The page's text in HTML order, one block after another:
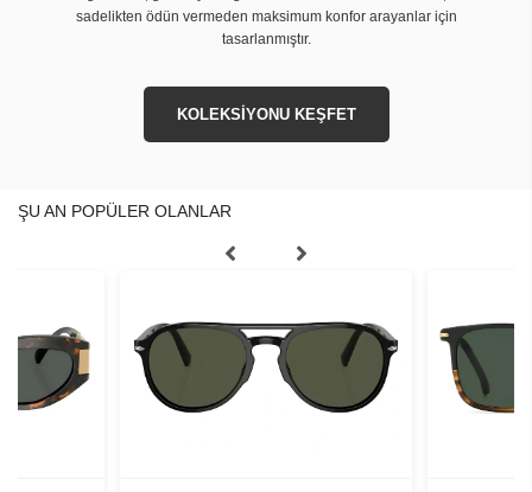
sadelikten ödün vermeden maksimum konfor arayanlar için
tasarlanmıştır.
KOLEKSİYONU KEŞFET
ŞU AN POPÜLER OLANLAR